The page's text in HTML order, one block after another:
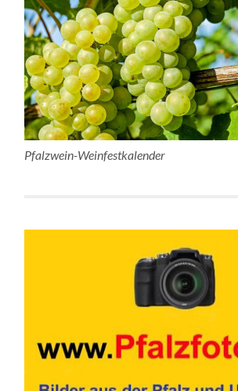
Pfalzwein-Weinfestkalender